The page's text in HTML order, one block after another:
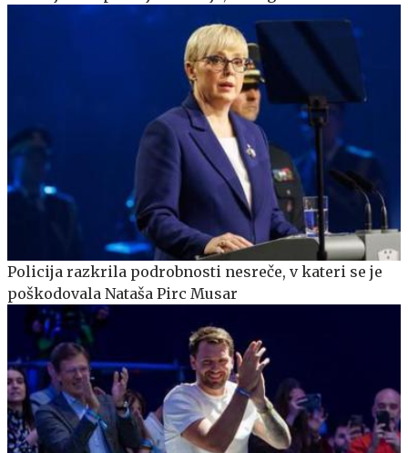
Policija razkrila podrobnosti nesreče, v kateri se je
poškodovala Nataša Pirc Musar